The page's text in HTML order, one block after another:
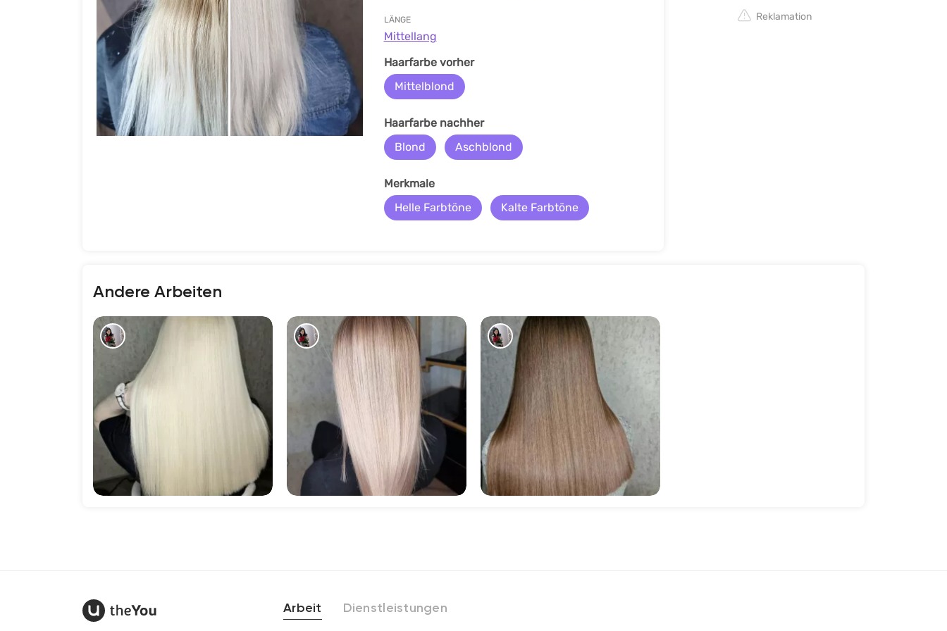
LÄNGE
Mittellang
Haarfarbe vorher
Mittelblond
Haarfarbe nachher
Blond
Aschblond
Merkmale
Helle Farbtöne
Kalte Farbtöne
Reklamation
Andere Arbeiten
1300 1197
Arbeit Dienstleistungen